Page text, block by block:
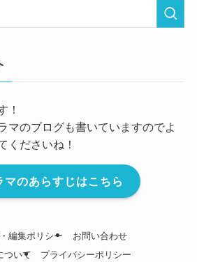
！
マのブログも書いていますのでよ
くださいね！
マのあらすじはこちら
編集ポリシー
お問い合わせ
ついて
プライバシーポリシー